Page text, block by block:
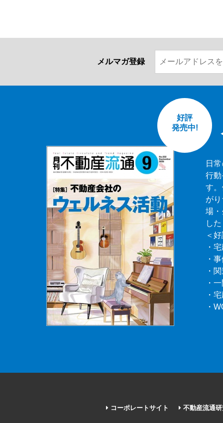
メルマガ登録
好評
発売中!
日
行
す
が
場
した
＜
・
・
・
・
・
・
コーポレートサイト
不動産流通